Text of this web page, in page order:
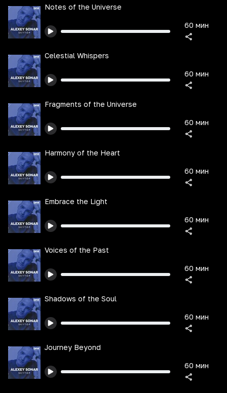
Notes of the Universe
60 мин
Celestial Whispers
60 мин
Fragments of the Universe
60 мин
Harmony of the Heart
60 мин
Embrace the Light
60 мин
Voices of the Past
60 мин
Shadows of the Soul
60 мин
Journey Beyond
60 мин